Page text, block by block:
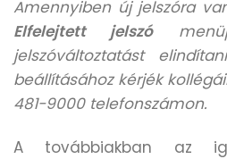
Amennyiben új jelszóra
Elfelejtett jelszó
jelszóváltoztatást
beállításához kérjék
481-9000 telefonszámon.
A továbbiakban az